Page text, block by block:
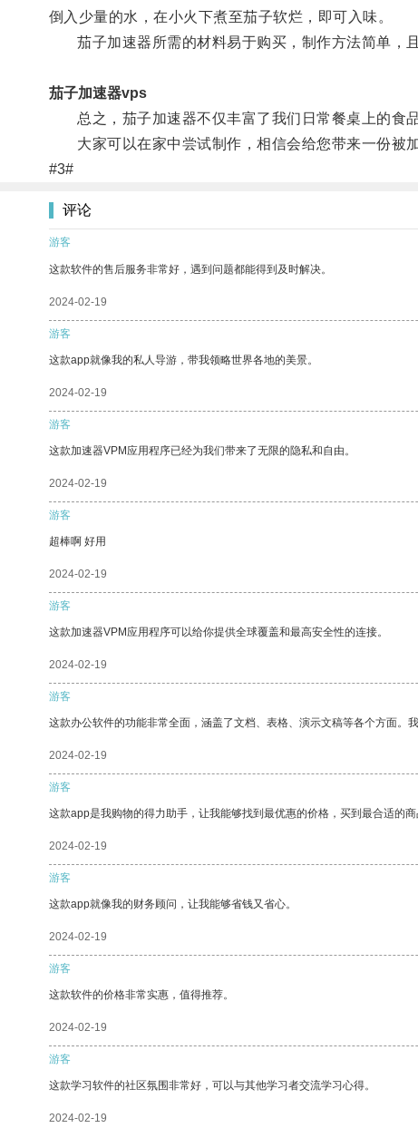
倒入少量的水，在小火下煮至茄子软烂，即可入味。
茄子加速器所需的材料易于购买，制作方法简单，且
茄子加速器vps
总之，茄子加速器不仅丰富了我们日常餐桌上的食品
大家可以在家中尝试制作，相信会给您带来一份被加
#3#
评论
游客
这款软件的售后服务非常好，遇到问题都能得到及时解决。
2024-02-19
游客
这款app就像我的私人导游，带我领略世界各地的美景。
2024-02-19
游客
这款加速器VPM应用程序已经为我们带来了无限的隐私和自由。
2024-02-19
游客
超棒啊 好用
2024-02-19
游客
这款加速器VPM应用程序可以给你提供全球覆盖和最高安全性的连接。
2024-02-19
游客
这款办公软件的功能非常全面，涵盖了文档、表格、演示文稿等各个方面。
2024-02-19
游客
这款app是我购物的得力助手，让我能够找到最优惠的价格，买到最合适的商
2024-02-19
游客
这款app就像我的财务顾问，让我能够省钱又省心。
2024-02-19
游客
这款软件的价格非常实惠，值得推荐。
2024-02-19
游客
这款学习软件的社区氛围非常好，可以与其他学习者交流学习心得。
2024-02-19